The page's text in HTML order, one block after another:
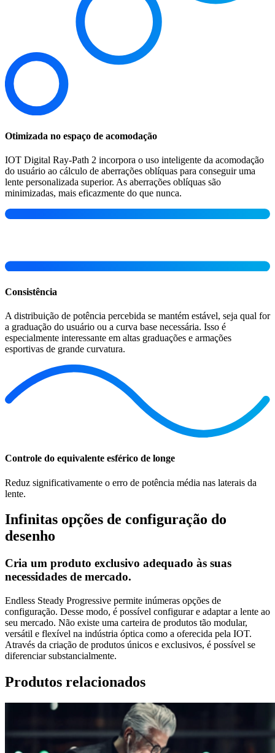
Otimizada no espaço de acomodação
IOT Digital Ray-Path 2 incorpora o uso inteligente da acomodação
do usuário ao cálculo de aberrações oblíquas para conseguir uma
lente personalizada superior. As aberrações oblíquas são
minimizadas, mais eficazmente do que nunca.
Consistência
A distribuição de potência percebida se mantém estável, seja qual for
a graduação do usuário ou a curva base necessária. Isso é
especialmente interessante em altas graduações e armações
esportivas de grande curvatura.
Controle do equivalente esférico de longe
Reduz significativamente o erro de potência média nas laterais da
lente.
Infinitas opções de configuração do
desenho
Cria um produto exclusivo adequado às suas
necessidades de mercado.
Endless Steady Progressive permite inúmeras opções de
configuração. Desse modo, é possível configurar e adaptar a lente ao
seu mercado. Não existe uma carteira de produtos tão modular,
versátil e flexível na indústria óptica como a oferecida pela IOT.
Através da criação de produtos únicos e exclusivos, é possível se
diferenciar substancialmente.
Produtos relacionados